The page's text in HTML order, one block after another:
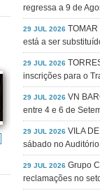
regressa a 9 de
29 JUL 2026
está a ser
29 JUL 2026
inscrições para o
29 JUL 2026 VN
entre 4 e 6 de
29 JUL 2026 VILA
sábado no
29 JUL 2026 Grupo
reclamações no